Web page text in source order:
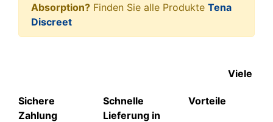
Absorption? Finden Sie alle Produkte Tena
Discreet
Sichere
Zahlung
Schnelle
Lieferung in
Viele
Vorteile